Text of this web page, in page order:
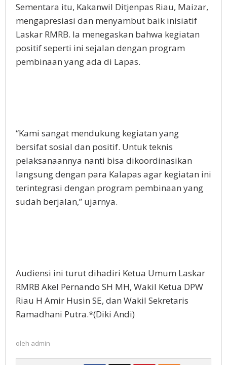
Sementara itu, Kakanwil Ditjenpas Riau, Maizar,
mengapresiasi dan menyambut baik inisiatif
Laskar RMRB. Ia menegaskan bahwa kegiatan
positif seperti ini sejalan dengan program
pembinaan yang ada di Lapas.
“Kami sangat mendukung kegiatan yang
bersifat sosial dan positif. Untuk teknis
pelaksanaannya nanti bisa dikoordinasikan
langsung dengan para Kalapas agar kegiatan ini
terintegrasi dengan program pembinaan yang
sudah berjalan,” ujarnya.
Audiensi ini turut dihadiri Ketua Umum Laskar
RMRB Akel Pernando SH MH, Wakil Ketua DPW
Riau H Amir Husin SE, dan Wakil Sekretaris
Ramadhani Putra.*(Diki Andi)
oleh admin